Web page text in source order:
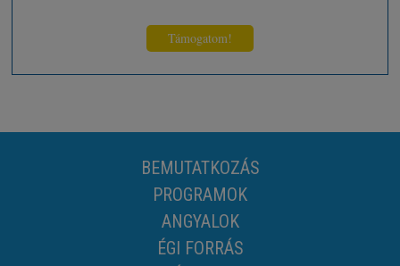
Támogatom!
BEMUTATKOZÁS
PROGRAMOK
ANGYALOK
ÉGI FORRÁS